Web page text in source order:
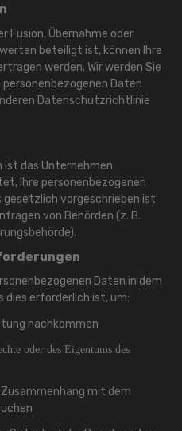
Fusion, Übernahme oder
beteiligt ist, können Ihre
werden. Wir werden Sie
Daten
Datenschutzrichtlinie
das Unternehmen
Ihre personenbezogenen
gesetzlich vorgeschrieben ist
von Behörden (z. B.
Daten in dem
dies erforderlich ist, um:
nachkommen
oder des Eigentums des
mit dem